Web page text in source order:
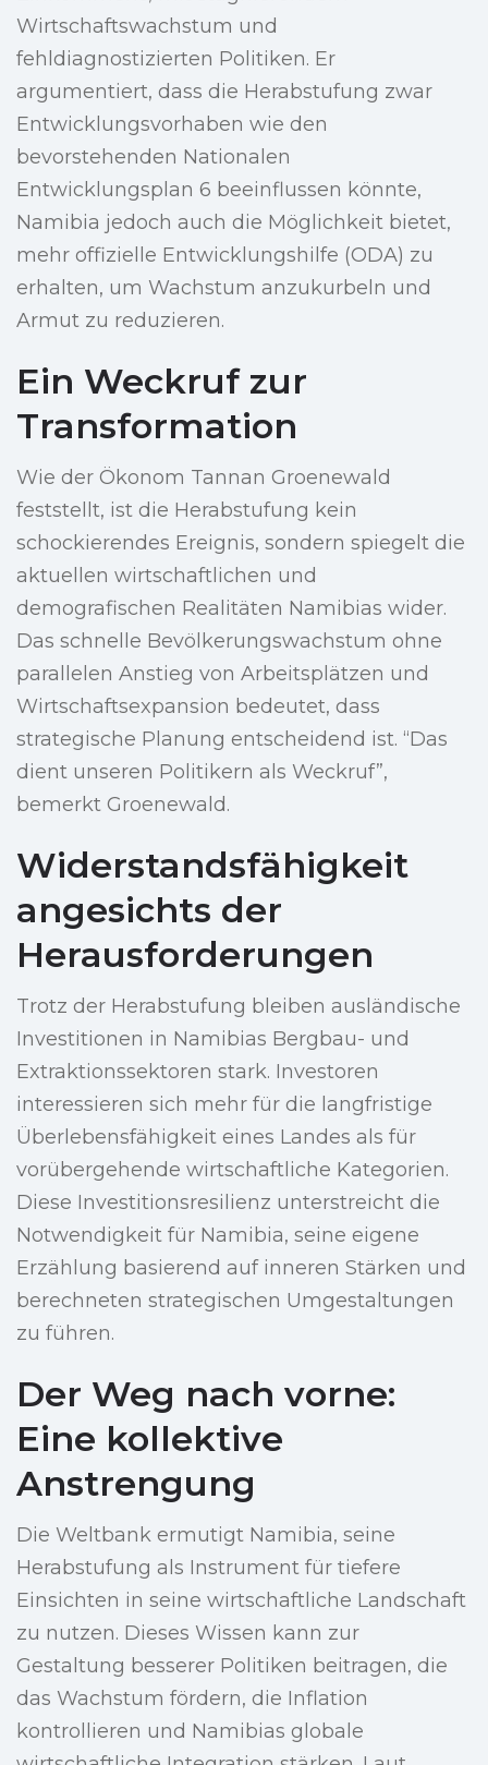
Wirtschaftswachstum und
fehldiagnostizierten Politiken. Er
argumentiert, dass die Herabstufung zwar
Entwicklungsvorhaben wie den
bevorstehenden Nationalen
Entwicklungsplan 6 beeinflussen könnte,
Namibia jedoch auch die Möglichkeit bietet,
mehr offizielle Entwicklungshilfe (ODA) zu
erhalten, um Wachstum anzukurbeln und
Armut zu reduzieren.
Ein Weckruf zur
Transformation
Wie der Ökonom Tannan Groenewald
feststellt, ist die Herabstufung kein
schockierendes Ereignis, sondern spiegelt die
aktuellen wirtschaftlichen und
demografischen Realitäten Namibias wider.
Das schnelle Bevölkerungswachstum ohne
parallelen Anstieg von Arbeitsplätzen und
Wirtschaftsexpansion bedeutet, dass
strategische Planung entscheidend ist. “Das
dient unseren Politikern als Weckruf”,
bemerkt Groenewald.
Widerstandsfähigkeit
angesichts der
Herausforderungen
Trotz der Herabstufung bleiben ausländische
Investitionen in Namibias Bergbau- und
Extraktionssektoren stark. Investoren
interessieren sich mehr für die langfristige
Überlebensfähigkeit eines Landes als für
vorübergehende wirtschaftliche Kategorien.
Diese Investitionsresilienz unterstreicht die
Notwendigkeit für Namibia, seine eigene
Erzählung basierend auf inneren Stärken und
berechneten strategischen Umgestaltungen
zu führen.
Der Weg nach vorne:
Eine kollektive
Anstrengung
Die Weltbank ermutigt Namibia, seine
Herabstufung als Instrument für tiefere
Einsichten in seine wirtschaftliche Landschaft
zu nutzen. Dieses Wissen kann zur
Gestaltung besserer Politiken beitragen, die
das Wachstum fördern, die Inflation
kontrollieren und Namibias globale